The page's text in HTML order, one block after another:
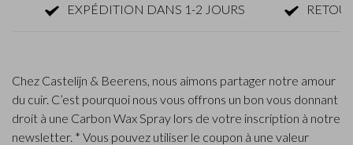
EXPÉDITION DANS 1-2 JOURS RETOUR
Chez Castelijn & Beerens, nous aimons partager notre amour
du cuir. C’est pourquoi nous vous offrons un bon vous donnant
droit à une Carbon Wax Spray lors de votre inscription à notre
newsletter. * Vous pouvez utiliser le coupon à une valeur